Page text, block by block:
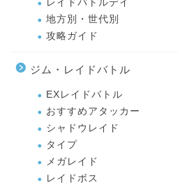
レイドバトルデイ
地方別・世代別
攻略ガイド
ジム・レイドバトル
EXレイドバトル
おすすめアタッカー
シャドウレイド
タイプ
メガレイド
レイドボス